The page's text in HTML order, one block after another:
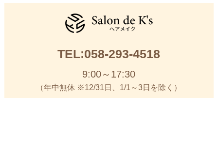
TEL:058-293-4518
9:00～17:30
（年中無休 ※12/31日、1/1～3日を除く）